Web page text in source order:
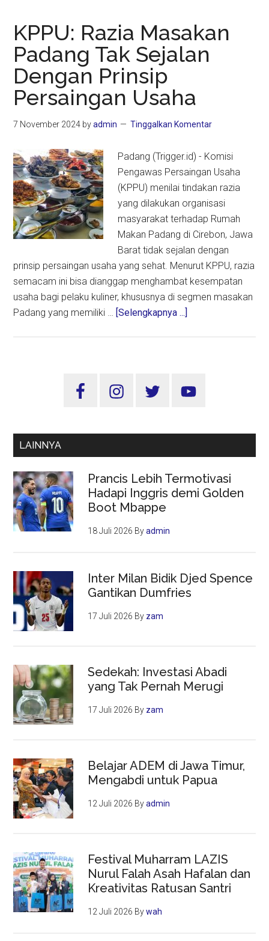
KPPU: Razia Masakan
Padang Tak Sejalan
Dengan Prinsip
Persaingan Usaha
7 November 2024 byadmin Tinggalkan Komentar
Padang (Trigger.id) - Komisi
Pengawas Persaingan Usaha
(KPPU) menilai tindakan razia
yang dilakukan organisasi
masyarakat terhadap Rumah
Makan Padang di Cirebon, Jawa
Barat tidak sejalan dengan
prinsip persaingan usaha yang sehat. Menurut KPPU, razia
semacam ini bisa dianggap menghambat kesempatan
usaha bagi pelaku kuliner, khususnya di segmen masakan
Padang yang memiliki … [Selengkapnya ...]
Tak
Prinsip
Sidebar
LAINNYA
Prancis Lebih Termotivasi
Hadapi Inggris demi Golden
Boot Mbappe
18 Juli 2026 Byadmin
Inter Milan Bidik Djed Spence
Gantikan Dumfries
17 Juli 2026 By zam
Sedekah: Investasi Abadi
yang Tak Pernah Merugi
17 Juli 2026 By zam
Belajar ADEM di Jawa Timur,
Mengabdi untuk Papua
12 Juli 2026 Byadmin
Festival Muharram LAZIS
Nurul Falah Asah Hafalan dan
Kreativitas Ratusan Santri
12 Juli 2026 Bywah